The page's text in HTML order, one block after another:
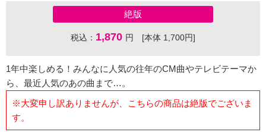
絶版
税込： 1,870 円 [本体 1,700円]
1年中楽しめる！みんなに人気の往年のCM曲やテレビテーマか
ら、最近人気のあの曲まで…。
※大変申し訳ありませんが、こちらの商品は絶版でございま
す。